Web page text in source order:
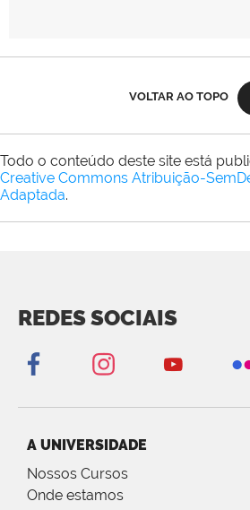
VOLTAR AO TOPO
Todo o conteúdo deste site está
Creative Commons Atribuição-
Adaptada.
REDES SOCIAIS
A UNIVERSIDADE
Nossos Cursos
Onde estamos